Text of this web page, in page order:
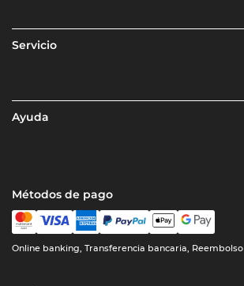
Servicio
Ayuda
Métodos de pago
Online banking, Transferencia bancaria, Reembolso